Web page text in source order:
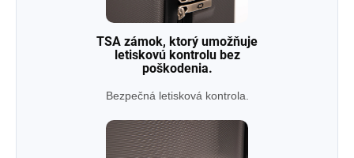
TSA zámok, ktorý umožňuje
letiskovú kontrolu bez
poškodenia.
Bezpečná letisková kontrola.